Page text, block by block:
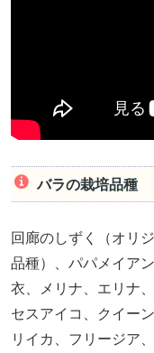
バラの栽培品種
回廊のしずく（オリ
品種）、パパメイア
衣、メリナ、エリナ
セスアイコ、クイー
リイカ、フリージア